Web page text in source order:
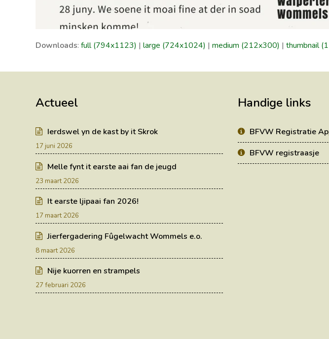
Downloads: full (794x1123) | large (724x1024) | medium (212x300) | thumbnail
Actueel
Ierdswel yn de kast by it Skrok
17 juni 2026
Melle fynt it earste aai fan de jeugd
23 maart 2026
It earste ljipaai fan 2026!
17 maart 2026
Jierfergadering Fûgelwacht Wommels e.o.
8 maart 2026
Nije kuorren en strampels
27 februari 2026
Handige links
BFVW Registratie
BFVW registraasje